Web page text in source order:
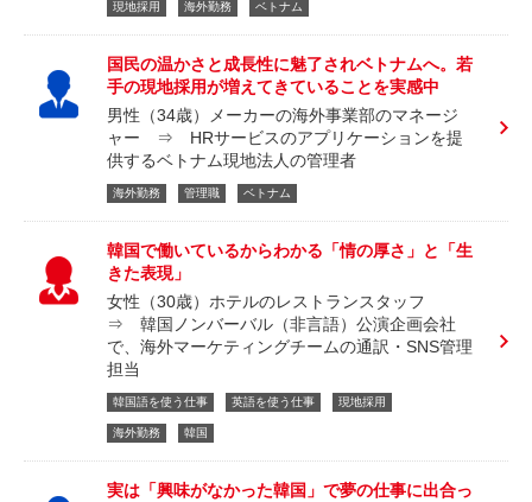
現地採用 海外勤務 ベトナム
国民の温かさと成長性に魅了されベトナムへ。若
手の現地採用が増えてきていることを実感中
男性（34歳）メーカーの海外事業部のマネージ
ャー ⇒ HRサービスのアプリケーションを提
供するベトナム現地法人の管理者
海外勤務 管理職 ベトナム
韓国で働いているからわかる「情の厚さ」と「生
きた表現」
女性（30歳）ホテルのレストランスタッフ
⇒ 韓国ノンバーバル（非言語）公演企画会社
で、海外マーケティングチームの通訳・SNS管理
担当
韓国語を使う仕事 英語を使う仕事 現地採用
海外勤務 韓国
実は「興味がなかった韓国」で夢の仕事に出合っ